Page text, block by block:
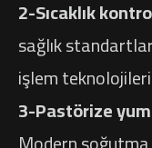
2-Sıcaklık
sağlık
işlem
3-Pastörize